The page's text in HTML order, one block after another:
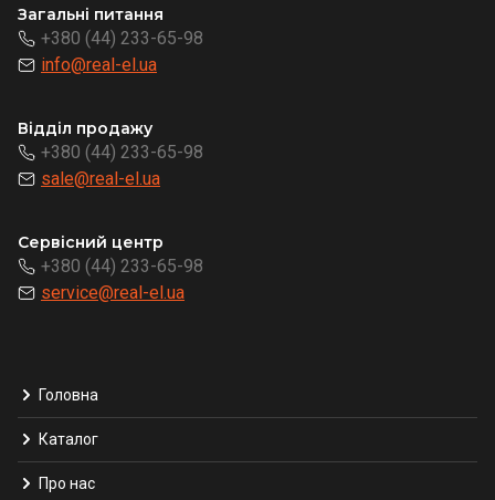
Загальні питання
+380 (44) 233-65-98
info@real-el.ua
Відділ продажу
+380 (44) 233-65-98
sale@real-el.ua
Сервісний центр
+380 (44) 233-65-98
service@real-el.ua
Головна
Каталог
Про нас